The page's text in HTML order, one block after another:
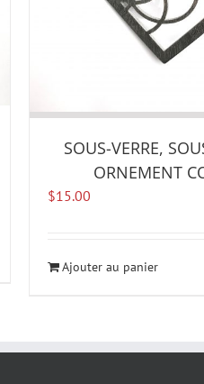
SOUS-VERRE,
ORNEMENT
$15.00
Ajouter au panier